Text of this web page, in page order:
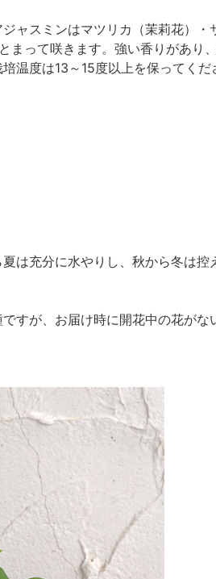
ャスミンはマツリカ（茉莉花）
って咲きます。強い香りがあり
温度は13～15度以上を保ってくだ
は充分に水やりし、秋から冬は
すが、お届け時に開花中の花が